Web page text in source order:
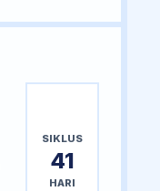
SIKLUS
41
HARI